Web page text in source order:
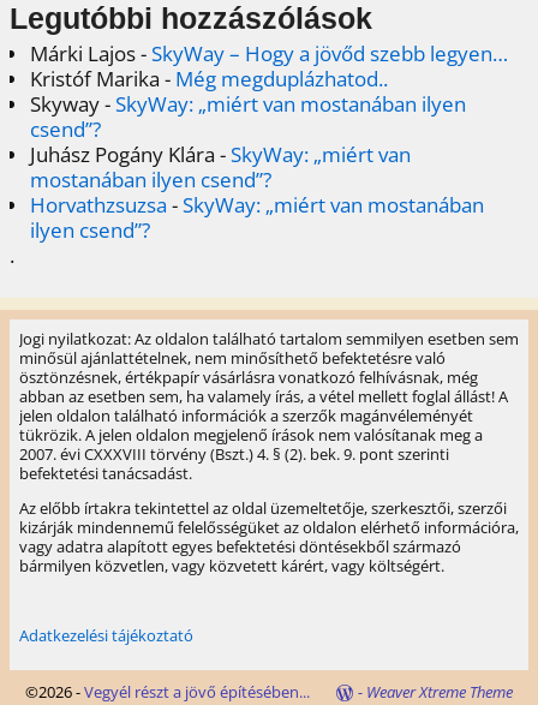
Legutóbbi hozzászólások
Márki Lajos-SkyWay – Hogy a jövőd szebb legyen…
Kristóf Marika - Még megduplázhatod..
Skyway-SkyWay: „miért van mostanában ilyen
csend”?
Juhász Pogány Klára -SkyWay: „miért van
mostanában ilyen csend”?
Horvathzsuzsa -SkyWay: „miért van mostanában
ilyen csend”?
.
Jogi nyilatkozat: Az oldalon található tartalom semmilyen esetben sem
minősül ajánlattételnek, nem minősíthető befektetésre való
ösztönzésnek, értékpapír vásárlásra vonatkozó felhívásnak, még
abban az esetben sem, ha valamely írás, a vétel mellett foglal állást! A
jelen oldalon található információk a szerzők magánvéleményét
tükrözik. A jelen oldalon megjelenő írások nem valósítanak meg a
2007. évi CXXXVIII törvény (Bszt.) 4. § (2). bek. 9. pont szerinti
befektetési tanácsadást.
Az előbb írtakra tekintettel az oldal üzemeltetője, szerkesztői, szerzői
kizárják mindennemű felelősségüket az oldalon elérhető információra,
vagy adatra alapított egyes befektetési döntésekből származó
bármilyen közvetlen, vagy közvetett kárért, vagy költségért.
Adatkezelési tájékoztató
©2026 -Vegyél részt a jövő építésében... - Weaver Xtreme Theme